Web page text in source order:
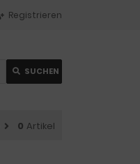
Registrieren
SUCHEN
0 Artikel